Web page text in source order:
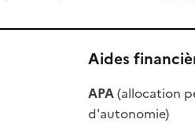
Aides
APA(allocation
d'autonomie)